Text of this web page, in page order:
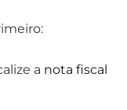
a nota fiscal